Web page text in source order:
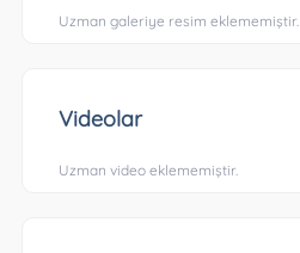
Uzman galeriye resim eklememiştir.
Videolar
Uzman video eklememiştir.